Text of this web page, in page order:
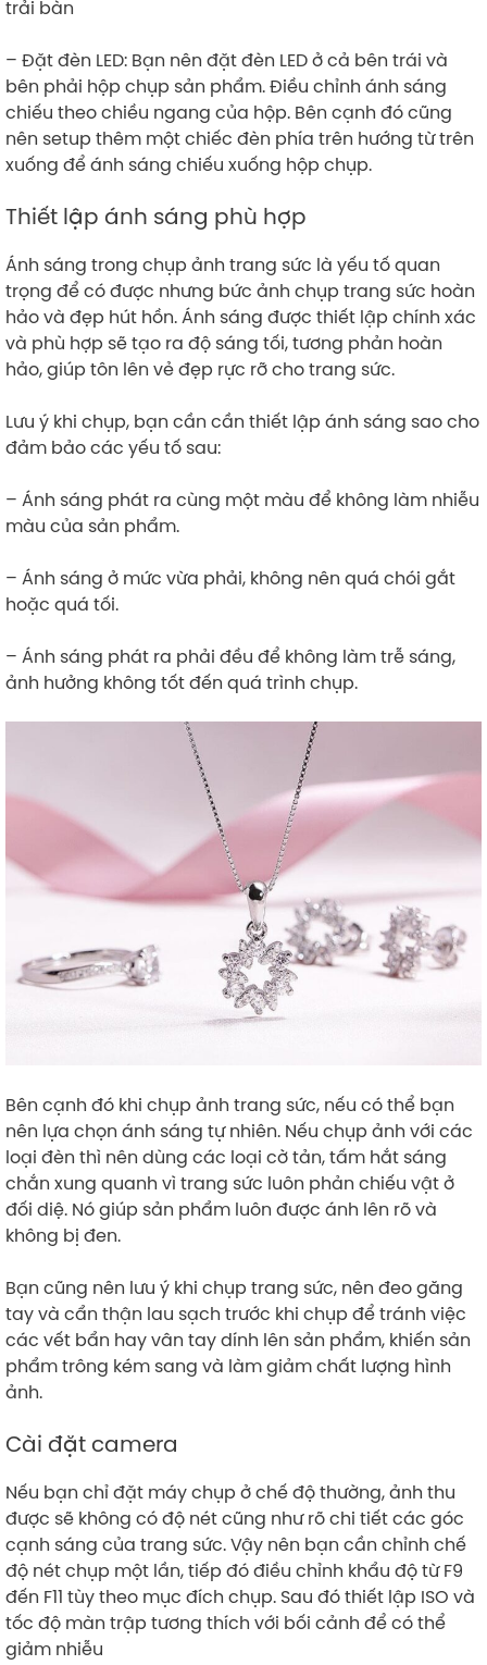
trải bàn
– Đặt đèn LED: Bạn nên đặt đèn LED ở cả bên trái và
bên phải hộp chụp sản phẩm. Điều chỉnh ánh sáng
chiếu theo chiều ngang của hộp. Bên cạnh đó cũng
nên setup thêm một chiếc đèn phía trên hướng từ trên
xuống để ánh sáng chiếu xuống hộp chụp.
Thiết lập ánh sáng phù hợp
Ánh sáng trong chụp ảnh trang sức là yếu tố quan
trọng để có được nhưng bức ảnh chụp trang sức hoàn
hảo và đẹp hút hồn. Ánh sáng được thiết lập chính xác
và phù hợp sẽ tạo ra độ sáng tối, tương phản hoàn
hảo, giúp tôn lên vẻ đẹp rực rỡ cho trang sức.
Lưu ý khi chụp, bạn cần cần thiết lập ánh sáng sao cho
đảm bảo các yếu tố sau:
– Ánh sáng phát ra cùng một màu để không làm nhiễu
màu của sản phẩm.
– Ánh sáng ở mức vừa phải, không nên quá chói gắt
hoặc quá tối.
– Ánh sáng phát ra phải đều để không làm trễ sáng,
ảnh hưởng không tốt đến quá trình chụp.
Bên cạnh đó khi chụp ảnh trang sức, nếu có thể bạn
nên lựa chọn ánh sáng tự nhiên. Nếu chụp ảnh với các
loại đèn thì nên dùng các loại cờ tản, tấm hắt sáng
chắn xung quanh vì trang sức luôn phản chiếu vật ở
đối diệ. Nó giúp sản phẩm luôn được ánh lên rõ và
không bị đen.
Bạn cũng nên lưu ý khi chụp trang sức, nên đeo găng
tay và cẩn thận lau sạch trước khi chụp để tránh việc
các vết bẩn hay vân tay dính lên sản phẩm, khiến sản
phẩm trông kém sang và làm giảm chất lượng hình
ảnh.
Cài đặt camera
Nếu bạn chỉ đặt máy chụp ở chế độ thường, ảnh thu
được sẽ không có độ nét cũng như rõ chi tiết các góc
cạnh sáng của trang sức. Vậy nên bạn cần chỉnh chế
độ nét chụp một lần, tiếp đó điều chỉnh khẩu độ từ F9
đến F11 tùy theo mục đích chụp. Sau đó thiết lập ISO và
tốc độ màn trập tương thích với bối cảnh để có thể
giảm nhiễu